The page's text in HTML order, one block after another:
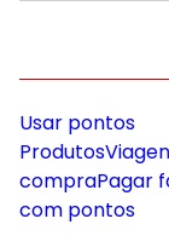
Usar pontos
Produtos
compraPagar
com pontos